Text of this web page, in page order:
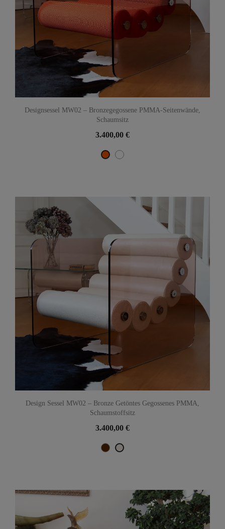
Designsessel MW02 – Bronzegegossene PMMA-Seitenwände,
Schaumsitz
3.400,00 €
OrangeWeiß
Design Sessel MW02 – Bronze Getöntes Gegossenes PMMA,
Schaumstoffsitz
3.400,00 €
BraunPerle